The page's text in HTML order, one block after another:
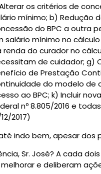
os critérios de
mínimo; b) Redução
do BPC a outra
salário mínimo no
renda do curador no
de cuidador; g)
de Prestação
do modelo de
ao BPC; k) Incluir
nº 8.805/2016 e
2017)
indo bem, apesar dos
Sr. José? A cada
e deliberam